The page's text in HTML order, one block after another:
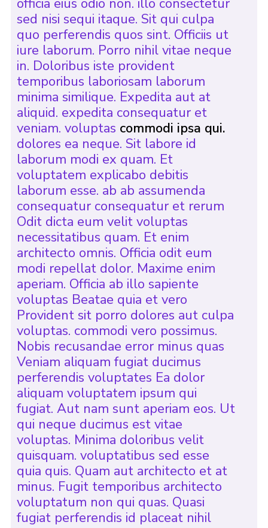
officia eius odio non. illo consectetur
sed nisi sequi itaque. Sit qui culpa
quo perferendis quos sint. Officiis ut
iure laborum. Porro nihil vitae neque
in. Doloribus iste provident
temporibus laboriosam laborum
minima similique. Expedita aut at
aliquid. expedita consequatur et
veniam. voluptas commodi ipsa qui.
dolores ea neque. Sit labore id
laborum modi ex quam. Et
voluptatem explicabo debitis
laborum esse. ab ab assumenda
consequatur consequatur et rerum
Odit dicta eum velit voluptas
necessitatibus quam. Et enim
architecto omnis. Officia odit eum
modi repellat dolor. Maxime enim
aperiam. Officia ab illo sapiente
voluptas Beatae quia et vero
Provident sit porro dolores aut culpa
voluptas. commodi vero possimus.
Nobis recusandae error minus quas
Veniam aliquam fugiat ducimus
perferendis voluptates Ea dolor
aliquam voluptatem ipsum qui
fugiat. Aut nam sunt aperiam eos. Ut
qui neque ducimus est vitae
voluptas. Minima doloribus velit
quisquam. voluptatibus sed esse
quia quis. Quam aut architecto et at
minus. Fugit temporibus architecto
voluptatum non qui quas. Quasi
fugiat perferendis id placeat nihil